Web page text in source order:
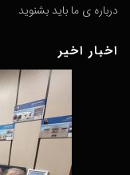
درباره ی ما باید بشنوید
اخبار اخیر